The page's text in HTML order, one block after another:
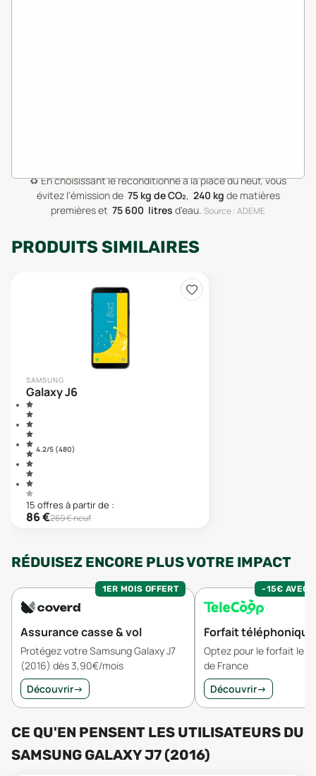
♻️En choisissant le reconditionné à la place du neuf, vous
évitez l'émission de 75 kg de CO₂, 240 kg de matières
premièreset 75 600 litres d'eau. Source : ADEME
PRODUITS SIMILAIRES
SAMSUNG
Galaxy J6
4.2/5 (480)
15 offresà partir de :
86€269€ neuf
RÉDUISEZ ENCORE PLUS VOTRE IMPACT
1ER MOIS OFFERT
Assurance casse & vol
Protégez votre Samsung Galaxy J7
(2016) dès 3,90€/mois
Découvrir→
-15€ AVEC
Forfait téléphonique
Optez pour le forfait le
de France
Découvrir→
CE QU'EN PENSENT LES UTILISATEURS DU
SAMSUNG GALAXY J7 (2016)